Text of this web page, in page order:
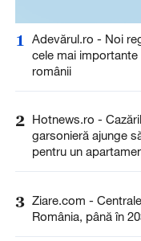
1
Adevărul.ro - Noi
cele mai
românii
2 Hotnews.ro -
garsonieră ajunge
pentru un
3 Ziare.com -
România, până în